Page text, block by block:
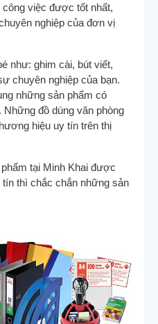
việc được tốt nhất,
nghiệp của đơn vị
như: ghim cài, bút viết,
chuyên nghiệp của bạn.
những sản phẩm có
đồ dùng văn phòng
hiệu uy tín trên thị
tại Minh Khai được
thì chắc chắn những sản